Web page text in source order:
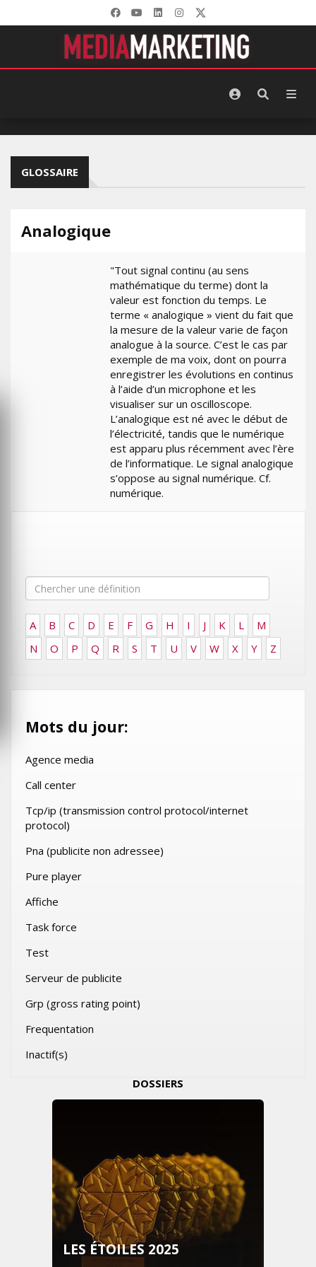
GLOSSAIRE
Analogique
"Tout signal continu (au sens
mathématique du terme) dont la
valeur est fonction du temps. Le
terme « analogique » vient du fait que
la mesure de la valeur varie de façon
analogue à la source. C’est le cas par
exemple de ma voix, dont on pourra
enregistrer les évolutions en continus
à l’aide d’un microphone et les
visualiser sur un oscilloscope.
L’analogique est né avec le début de
l’électricité, tandis que le numérique
est apparu plus récemment avec l’ère
de l’informatique. Le signal analogique
s’oppose au signal numérique. Cf.
numérique.
A B C D E F G H I J K L
M
N
O P Q R S T U V W X Y Z
Mots du jour:
Agence media
Call center
Tcp/ip (transmission control protocol/internet
protocol)
Pna (publicite non adressee)
Pure player
Affiche
Task force
Test
Serveur de publicite
Grp (gross rating point)
Frequentation
Inactif(s)
DOSSIERS
LES ÉTOILES 2025